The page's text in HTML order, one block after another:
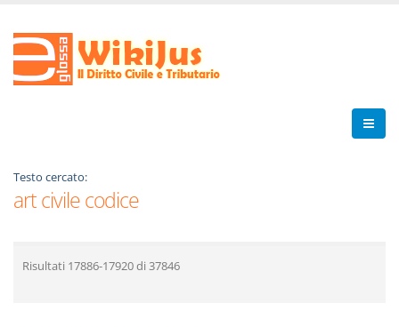
Testo cercato:
art civile codice
Risultati 17886-17920di 37846